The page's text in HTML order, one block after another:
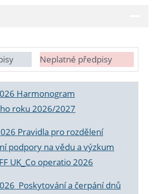
Neplatné předpisy
Harmonogram
roku 2026/2027
Pravidla pro rozdělení
podpory na vědu a výzkum
UK_Co operatio 2026
Poskytování a čerpání dnů